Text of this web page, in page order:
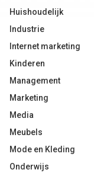
Huishoudelijk
Industrie
Internet marketing
Kinderen
Management
Marketing
Media
Meubels
Mode en Kleding
Onderwijs